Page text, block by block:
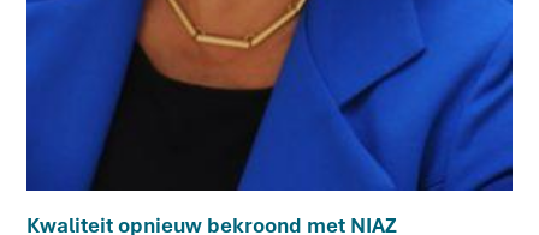
Kwaliteit opnieuw bekroond met NIAZ